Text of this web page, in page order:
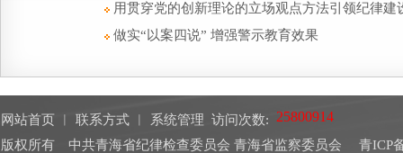
用贯穿党的创新理论的立场观点方法引领纪律建
做实“以案四说” 增强警示教育效果
网站首页 联系方式 系统管理 访问次数:
版权所有 中共青海省纪律检查委员会 青海省监察委员会
青ICP